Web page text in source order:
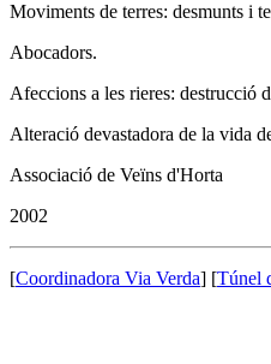
Moviments de terres: desmunts i
Abocadors.
Afeccions a les rieres: destrucció
Alteració devastadora de la vida
Associació de Veïns d'Horta
2002
[Coordinadora Via Verda] [Túnel